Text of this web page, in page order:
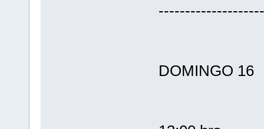
DOMINGO 16